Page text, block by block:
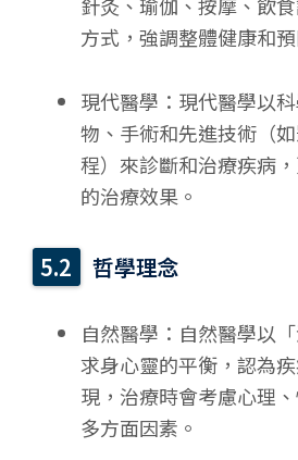
方式，強調整體健康和預
現代醫學：現代醫學以
物、手術和先進技術（
程）來診斷和治療疾病
的治療效果。
哲學理念
自然醫學：自然醫學以
求身心靈的平衡，認為
現，治療時會考慮心理
多方面因素。